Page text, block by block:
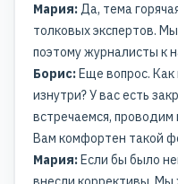
Мария:Да, тема
толковых экспертов.
поэтому журналисты к
Борис:Еще вопрос.
изнутри? У вас есть
встречаемся,
Вам комфортен такой
Мария:Если бы было